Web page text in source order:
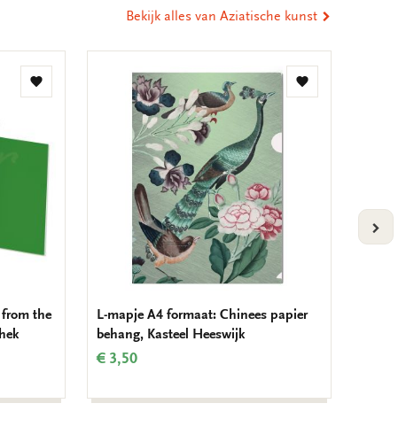
Bekijk alles van Aziatische kunst
Toevoegen
the
Toevoegen
L-mapje A4 formaat: Chinees papier
behang, Kasteel Heeswijk
€ 3,50